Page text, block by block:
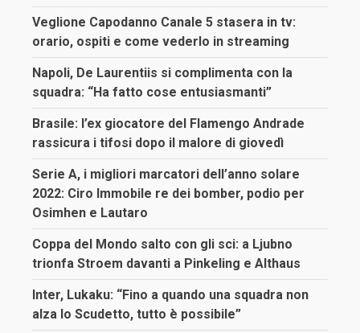
Veglione Capodanno Canale 5 stasera in tv:
orario, ospiti e come vederlo in streaming
Napoli, De Laurentiis si complimenta con la
squadra: “Ha fatto cose entusiasmanti”
Brasile: l’ex giocatore del Flamengo Andrade
rassicura i tifosi dopo il malore di giovedì
Serie A, i migliori marcatori dell’anno solare
2022: Ciro Immobile re dei bomber, podio per
Osimhen e Lautaro
Coppa del Mondo salto con gli sci: a Ljubno
trionfa Stroem davanti a Pinkeling e Althaus
Inter, Lukaku: “Fino a quando una squadra non
alza lo Scudetto, tutto è possibile”